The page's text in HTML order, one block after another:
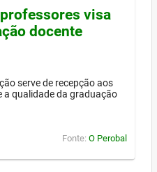
visa
docente
serve de recepção aos
a qualidade da graduação
Fonte: O Perobal